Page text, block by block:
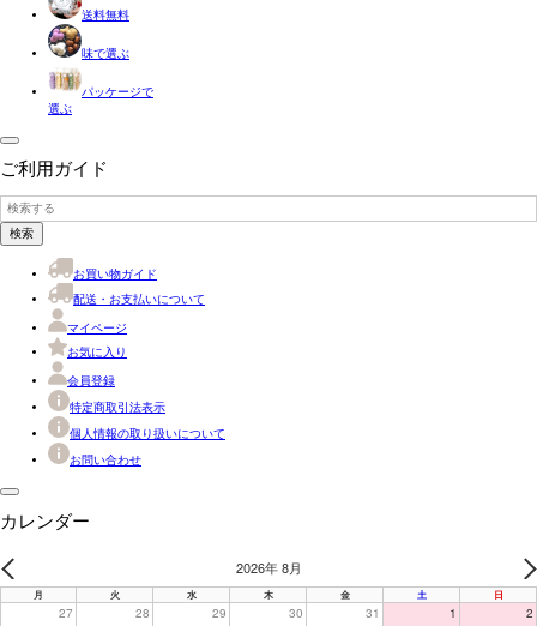
送料無料
味で選ぶ
パッケージで
選ぶ
ご利用ガイド
検索
お買い物ガイド
配送・お支払いについて
マイページ
お気に入り
会員登録
特定商取引法表示
個人情報の取り扱いについて
お問い合わせ
カレンダー
2026年 8月
月 火 水 木 金 土 日
27 28 29 30 31 1 2